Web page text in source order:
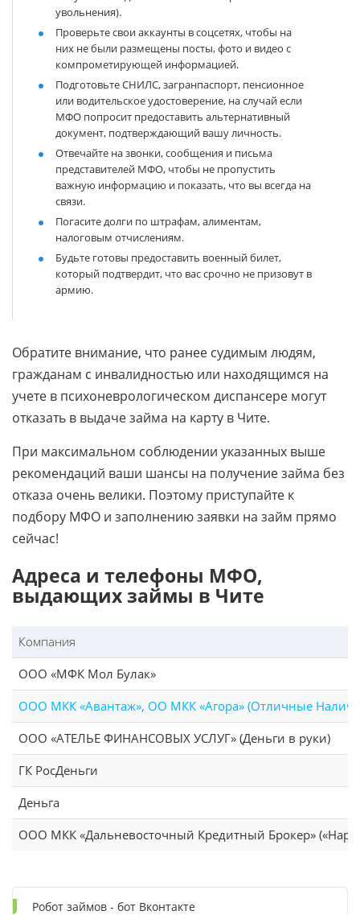
увольнения).
Проверьте свои аккаунты в соцсетях, чтобы на
них не были размещены посты, фото и видео с
компрометирующей информацией.
Подготовьте СНИЛС, загранпаспорт, пенсионное
или водительское удостоверение, на случай если
МФО попросит предоставить альтернативный
документ, подтверждающий вашу личность.
Отвечайте на звонки, сообщения и письма
представителей МФО, чтобы не пропустить
важную информацию и показать, что вы всегда на
связи.
Погасите долги по штрафам, алиментам,
налоговым отчислениям.
Будьте готовы предоставить военный билет,
который подтвердит, что вас срочно не призовут в
армию.
Обратите внимание, что ранее судимым людям,
гражданам с инвалидностью или находящимся на
учете в психоневрологическом диспансере могут
отказать в выдаче займа на карту в Чите.
При максимальном соблюдении указанных выше
рекомендаций ваши шансы на получение займа без
отказа очень велики. Поэтому приступайте к
подбору МФО и заполнению заявки на займ прямо
сейчас!
Адреса и телефоны МФО,
выдающих займы в Чите
Компания
ООО «МФК Мол Булак»
ООО МКК «Авантаж», ОО МКК «Агора» (Отличные
ООО «АТЕЛЬЕ ФИНАНСОВЫХ УСЛУГ» (Деньги в руки)
ГК РосДеньги
Деньга
ООО МКК «Дальневосточный Кредитный Брокер»
Робот займов - бот Вконтакте